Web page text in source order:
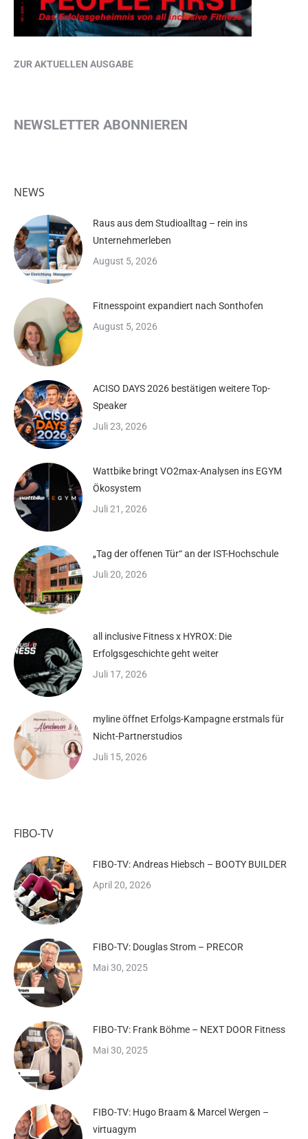
ZUR AKTUELLEN AUSGABE
NEWSLETTER ABONNIEREN
NEWS
Raus aus dem Studioalltag – rein ins
Unternehmerleben
August 5, 2026
Fitnesspoint expandiert nach Sonthofen
August 5, 2026
ACISO DAYS 2026 bestätigen weitere Top-
Speaker
Juli 23, 2026
Wattbike bringt VO2max-Analysen ins EGYM
Ökosystem
Juli 21, 2026
„Tag der offenen Tür“ an der IST-Hochschule
Juli 20, 2026
all inclusive Fitness x HYROX: Die
Erfolgsgeschichte geht weiter
Juli 17, 2026
myline öffnet Erfolgs-Kampagne erstmals für
Nicht-Partnerstudios
Juli 15, 2026
FIBO-TV
FIBO-TV: Andreas Hiebsch – BOOTY BUILDER
April 20, 2026
FIBO-TV: Douglas Strom – PRECOR
Mai 30, 2025
FIBO-TV: Frank Böhme – NEXT DOOR Fitness
Mai 30, 2025
FIBO-TV: Hugo Braam & Marcel Wergen –
virtuagym